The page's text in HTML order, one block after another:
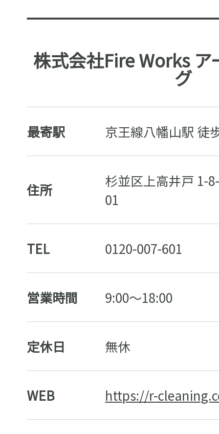
株式会社Fire Works ア
グ
最寄駅 京王線八幡山駅 徒
住所
杉並区上高井戸 1-
01
TEL 0120-007-601
営業時間 9:00～18:00
定休日 無休
WEB https://r-